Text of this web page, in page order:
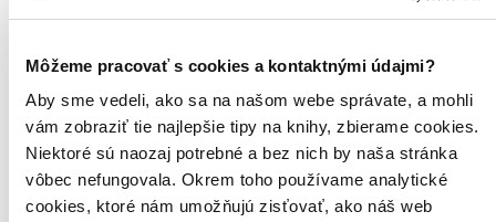
Môžeme pracovať s cookies a kontaktnými údajmi?
Aby sme vedeli, ako sa na našom webe správate, a mohli
vám zobraziť tie najlepšie tipy na knihy, zbierame cookies.
Niektoré sú naozaj potrebné a bez nich by naša stránka
vôbec nefungovala. Okrem toho používame analytické
cookies, ktoré nám umožňujú zisťovať, ako náš web
Moudré děti
CZ
Angela Carter
Dora a Nora Chanceovy, muzikálové zpěvačky a tanečnice,